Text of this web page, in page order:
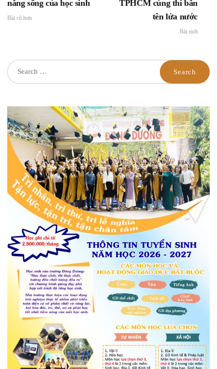
năng sống của học sinh
Bài cũ hơn
TPHCM cùng thi bắn
tên lửa nước
Bài mới